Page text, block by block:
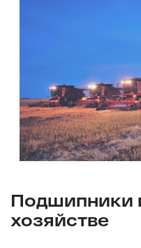
Подшипники
хозяйстве